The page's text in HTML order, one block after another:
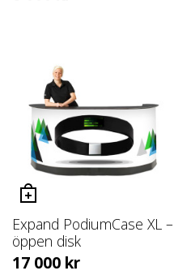
Expand PodiumCase XL –
öppen disk
17 000 kr